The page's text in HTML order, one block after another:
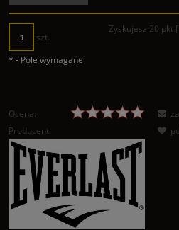
szt.
Zyskujesz 20 pkt [
* - Pole wymagane
Ocena:
Producent: